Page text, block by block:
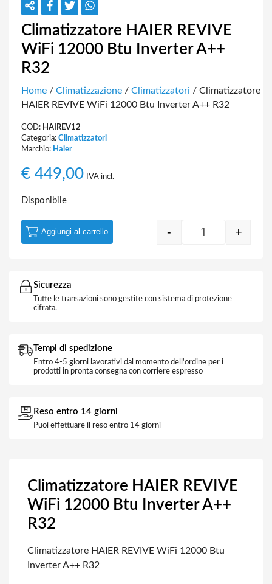
Climatizzatore HAIER REVIVE
WiFi 12000 Btu Inverter A++
R32
Home / Climatizzazione / Climatizzatori / Climatizzatore
HAIER REVIVE WiFi 12000 Btu Inverter A++ R32
COD: HAIREV12
Categoria: Climatizzatori
Marchio: Haier
€ 449,00 IVA incl.
Disponibile
Climatizzatore
- +
Aggiungi al carrello
Sicurezza
Tutte le transazioni sono gestite con sistema di protezione
cifrata.
Tempi di spedizione
Entro 4-5 giorni lavorativi dal momento dell'ordine per i
prodotti in pronta consegna con corriere espresso
Reso entro 14 giorni
Puoi effettuare il reso entro 14 giorni
Climatizzatore HAIER REVIVE
WiFi 12000 Btu Inverter A++
R32
Climatizzatore HAIER REVIVE WiFi 12000 Btu
Inverter A++ R32